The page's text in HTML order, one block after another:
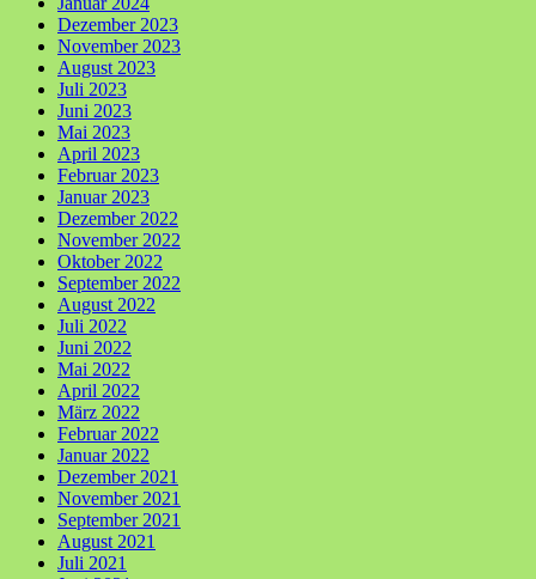
Dezember 2023
November 2023
August 2023
Juli 2023
Juni 2023
Mai 2023
April 2023
Februar 2023
Januar 2023
Dezember 2022
November 2022
Oktober 2022
September 2022
August 2022
Juli 2022
Juni 2022
Mai 2022
April 2022
März 2022
Februar 2022
Januar 2022
Dezember 2021
November 2021
September 2021
August 2021
Juli 2021